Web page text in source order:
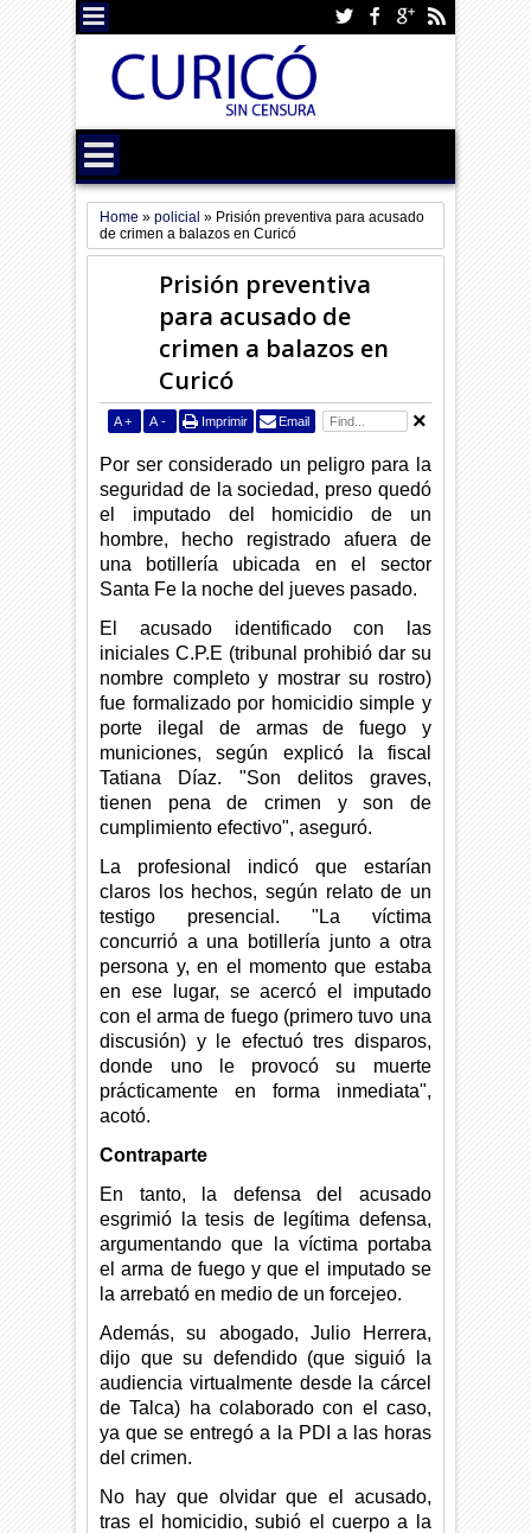
Home »policial » Prisión preventiva para acusado
de crimen a balazos en Curicó
Prisión preventiva
para acusado de
crimen a balazos en
Curicó
A + A - Imprimir Email
Por ser considerado un peligro para la
seguridad de la sociedad, preso quedó
el imputado del homicidio de un
hombre, hecho registrado afuera de
una botillería ubicada en el sector
Santa Fe la noche del jueves pasado.
El acusado identificado con las
iniciales C.P.E (tribunal prohibió dar su
nombre completo y mostrar su rostro)
fue formalizado por homicidio simple y
porte ilegal de armas de fuego y
municiones, según explicó la fiscal
Tatiana Díaz. "Son delitos graves,
tienen pena de crimen y son de
cumplimiento efectivo", aseguró.
La profesional indicó que estarían
claros los hechos, según relato de un
testigo presencial. "La víctima
concurrió a una botillería junto a otra
persona y, en el momento que estaba
en ese lugar, se acercó el imputado
con el arma de fuego (primero tuvo una
discusión) y le efectuó tres disparos,
donde uno le provocó su muerte
prácticamente en forma inmediata",
acotó.
Contraparte
En tanto, la defensa del acusado
esgrimió la tesis de legítima defensa,
argumentando que la víctima portaba
el arma de fuego y que el imputado se
la arrebató en medio de un forcejeo.
Además, su abogado, Julio Herrera,
dijo que su defendido (que siguió la
audiencia virtualmente desde la cárcel
de Talca) ha colaborado con el caso,
ya que se entregó a la PDI a las horas
del crimen.
No hay que olvidar que el acusado,
tras el homicidio, subió el cuerpo a la